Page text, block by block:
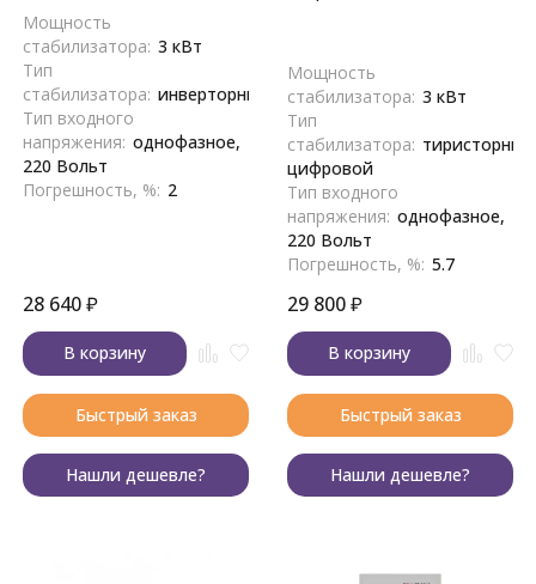
Мощность
стабилизатора: 3 кВт
Тип
стабилизатора: инверторный
Тип входного
напряжения: однофазное,
220 Вольт
Погрешность, %: 2
28 640₽
В корзину
Быстрый заказ
Нашли дешевле?
Мощность
стабилизатора: 3 кВт
Тип
стабилизатора:
цифровой
Тип входного
напряжения: однофазное,
220 Вольт
Погрешность, %: 5.7
29 800₽
В корзину
Быстрый заказ
Нашли дешевле?